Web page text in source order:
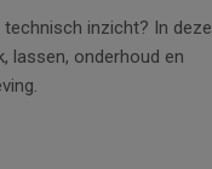
inzicht? In deze
lassen, onderhoud en